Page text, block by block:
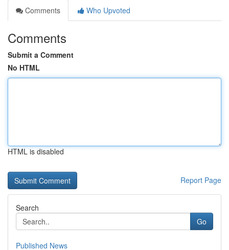
Comments
Who Upvoted
Comments
Submit a Comment
No HTML
HTML is disabled
Report Page
Search
Go
Published News